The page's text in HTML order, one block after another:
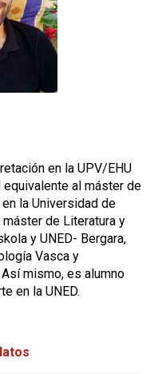
en la UPV/EHU
al máster de
la Universidad de
máster de Literatura y
y UNED- Bergara,
Vasca y
mismo, es alumno
en la UNED.